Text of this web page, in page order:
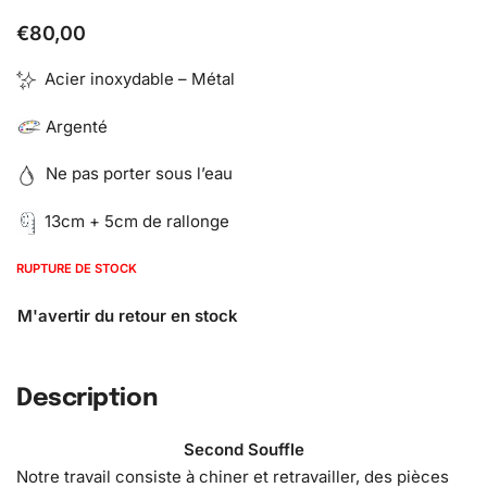
€80,00
Acier inoxydable – Métal
Argenté
Ne pas porter sous l’eau
13cm + 5cm de rallonge
RUPTURE DE STOCK
Description
Second Souffle
Notre travail consiste à chiner et retravailler, des pièces